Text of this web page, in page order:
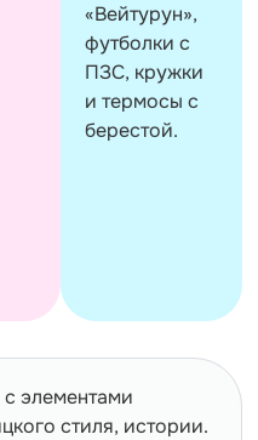
«Вейтурун»,
футболки с
ПЗС, кружки
и термосы с
берестой.
элементами
стиля, истории.